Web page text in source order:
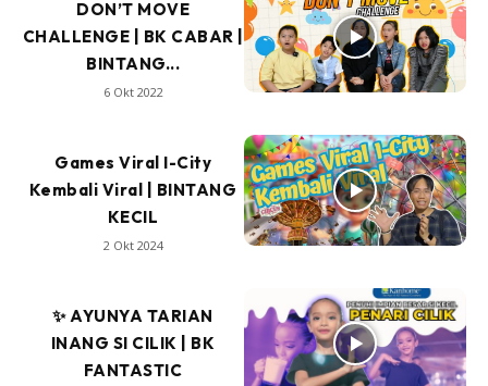
DON’T MOVE
CHALLENGE | BK CABAR |
BINTANG...
6 Okt 2022
Games Viral I-City
Kembali Viral | BINTANG
KECIL
2 Okt 2024
✨ AYUNYA TARIAN
INANG SI CILIK | BK
FANTASTIC